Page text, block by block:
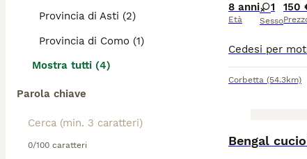
Provincia di Asti (2)
Provincia di Como (1)
Mostra tutti (4)
Parola chiave
0/100 caratteri
8 anni
Età
1
Sesso
150
Corbetta (54.3km)
Bengal